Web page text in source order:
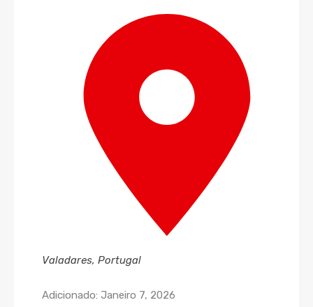
Valadares, Portugal
Adicionado: Janeiro 7, 2026